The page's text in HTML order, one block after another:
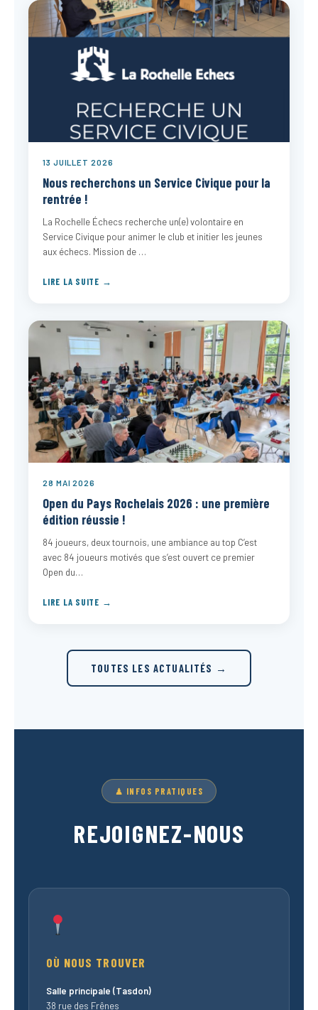
13 JUILLET 2026
Nous recherchons un Service Civique pour la
rentrée !
La Rochelle Échecs recherche un(e) volontaire en
Service Civique pour animer le club et initier les jeunes
aux échecs. Mission de …
LIRE LA SUITE →
28 MAI 2026
Open du Pays Rochelais 2026 : une première
édition réussie !
84 joueurs, deux tournois, une ambiance au top C’est
avec 84 joueurs motivés que s’est ouvert ce premier
Open du…
LIRE LA SUITE →
TOUTES LES ACTUALITÉS →
♟ INFOS PRATIQUES
REJOIGNEZ-NOUS
OÙ NOUS TROUVER
Salle principale (Tasdon)
38 rue des Frênes